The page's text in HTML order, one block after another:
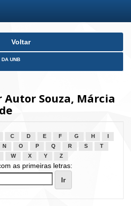
Voltar
DA UNB
Autor Souza, Márcia
C D E F G H
N O P Q R S
T
W X Y Z
as primeiras letras: